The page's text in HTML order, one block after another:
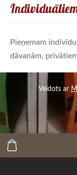
Pieņemam
dāvanām,
Veidots ar